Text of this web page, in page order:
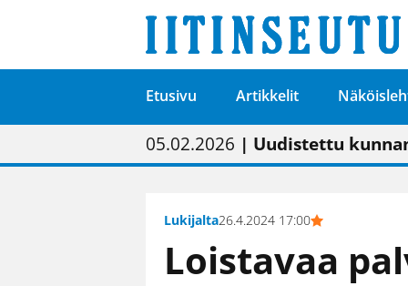
Etusivu Artikkelit
01.02.2026 | Painon
05.02.2026 | Uudistettu
23.04.2026 | “Olemme
09.05.2026| "Maalla on
Lukijalta26.4.2024 17:00
Loistavaa